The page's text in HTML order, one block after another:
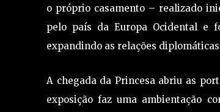
o próprio casamento – realizado
pelo país da Europa Ocidental e
expandindo as relações
A chegada da Princesa abriu as
exposição faz uma ambientação